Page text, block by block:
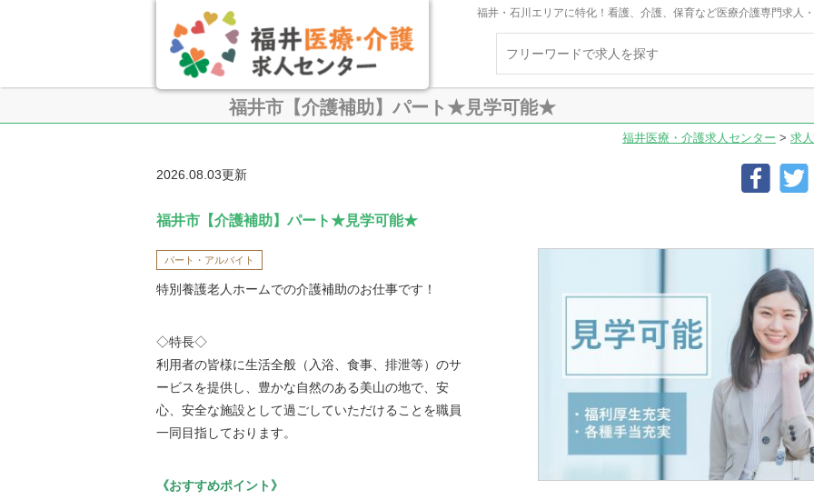
福井・石川エリアに特化！看護、介護、保育など医療介護専門求人
福井市【介護補助】パート★見学可能★
福井医療・介護求人センター > 求
2026.08.03更新
福井市【介護補助】パート★見学可能★
パート・アルバイト
特別養護老人ホームでの介護補助のお仕事です！
◇特長◇
利用者の皆様に生活全般（入浴、食事、排泄等）のサ
ービスを提供し、豊かな自然のある美山の地で、安
心、安全な施設として過ごしていただけることを職員
一同目指しております。
《おすすめポイント》